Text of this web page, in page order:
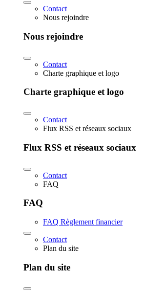
Contact
Nous rejoindre
Nous rejoindre
Contact
Charte graphique et logo
Charte graphique et logo
Contact
Flux RSS et réseaux sociaux
Flux RSS et réseaux sociaux
Contact
FAQ
FAQ
FAQ Règlement financier
Contact
Plan du site
Plan du site